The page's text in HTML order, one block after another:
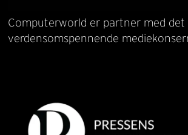
Computerworld er partner med det
verdensomspennende